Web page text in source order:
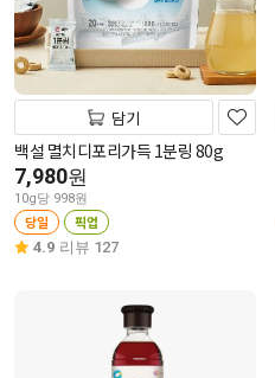
담기
백설 멸치디포리가득 1분링 80g
7,980원
10g당 998원
당일 픽업
4.9 리뷰 127